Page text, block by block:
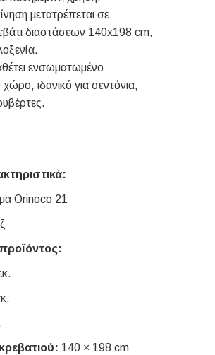
μετατρέπεται σε
διαστάσεων 140x198 cm,
ενσωματωμένο
ιδανικό για σεντόνια,
Orinoco 21
140 × 198 cm